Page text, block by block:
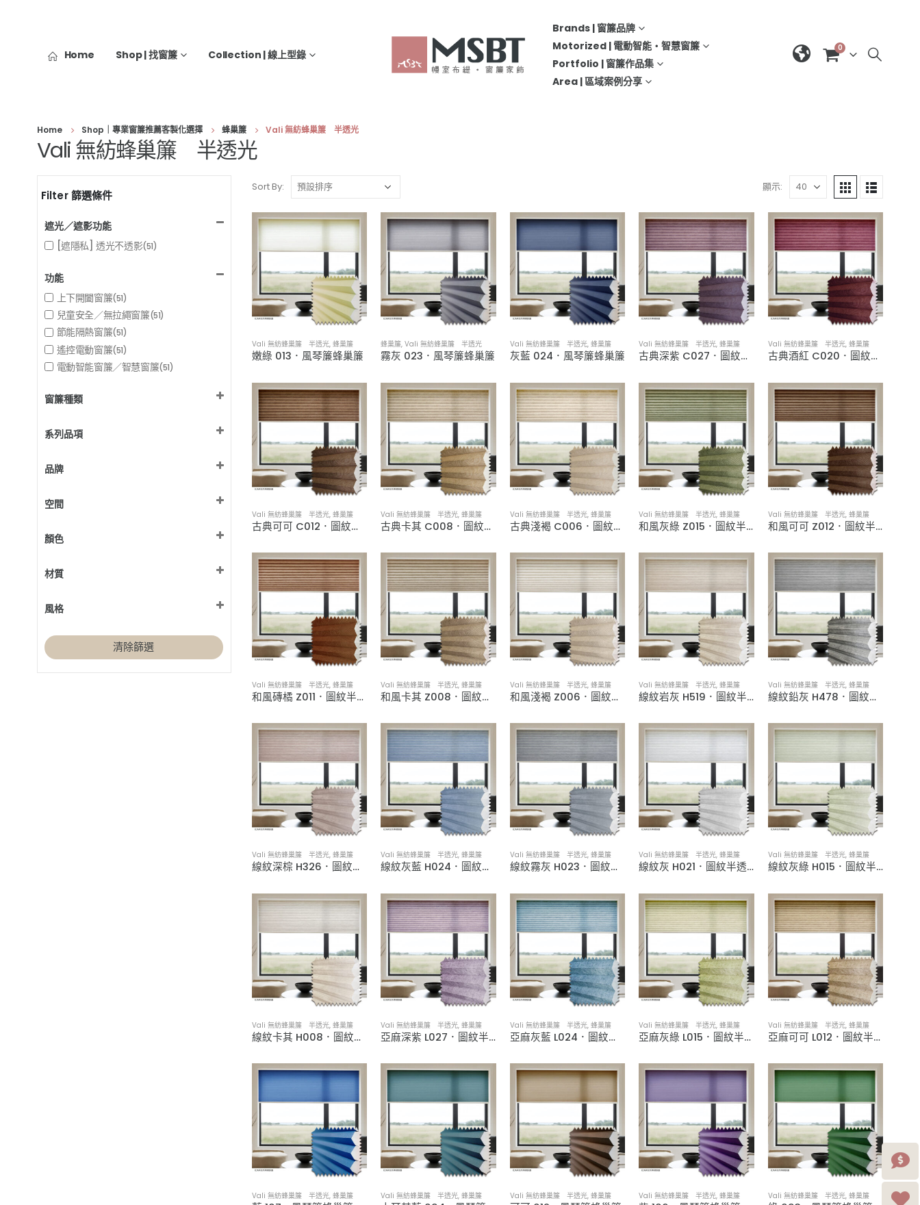
Home Shop | 找窗簾 Collection | 線上型錄
Brands | 窗簾品牌
Motorized | 電動智能‧智慧窗簾
Portfolio | 窗簾作品集
Area | 區域案例分享
0
Home Shop｜專業窗簾推薦客製化選擇 蜂巢簾 Vali 無紡蜂巢簾 半透光
Vali 無紡蜂巢簾 半透光
Sort By: 顯示:
Vali 無紡蜂巢簾 半透光, 蜂巢簾
嫩綠 013．風琴簾蜂巢簾
蜂巢簾,Vali 無紡蜂巢簾 半透光
霧灰 023．風琴簾蜂巢簾
Vali 無紡蜂巢簾 半透光, 蜂巢簾
灰藍 024．風琴簾蜂巢簾
Vali 無紡蜂巢簾 半透光,蜂巢簾
古典深紫 C027．圖紋半透光蜂巢簾
Vali 無紡蜂巢簾 半透光, 蜂巢簾
古典酒紅 C020．圖紋半透光蜂巢簾
Vali 無紡蜂巢簾 半透光, 蜂巢簾
古典可可 C012．圖紋半透光蜂巢簾
Vali 無紡蜂巢簾 半透光,蜂巢簾
古典卡其 C008．圖紋半透光蜂巢簾
Vali 無紡蜂巢簾 半透光, 蜂巢簾
古典淺褐 C006．圖紋半透光蜂巢簾
Vali 無紡蜂巢簾 半透光,蜂巢簾
和風灰綠 Z015．圖紋半透光蜂巢簾
Vali 無紡蜂巢簾 半透光, 蜂巢簾
和風可可 Z012．圖紋半透光蜂巢簾
Vali 無紡蜂巢簾 半透光, 蜂巢簾
和風磚橘 Z011．圖紋半透光蜂巢簾
Vali 無紡蜂巢簾 半透光,蜂巢簾
和風卡其 Z008．圖紋半透光蜂巢簾
Vali 無紡蜂巢簾 半透光, 蜂巢簾
和風淺褐 Z006．圖紋半透光蜂巢簾
Vali 無紡蜂巢簾 半透光,蜂巢簾
線紋岩灰 H519．圖紋半透光蜂巢簾
Vali 無紡蜂巢簾 半透光, 蜂巢簾
線紋鉛灰 H478．圖紋半透光蜂巢簾
Vali 無紡蜂巢簾 半透光, 蜂巢簾
線紋深棕 H326．圖紋半透光蜂巢簾
Vali 無紡蜂巢簾 半透光,蜂巢簾
線紋灰藍 H024．圖紋半透光蜂巢簾
Vali 無紡蜂巢簾 半透光, 蜂巢簾
線紋霧灰 H023．圖紋半透光蜂巢簾
Vali 無紡蜂巢簾 半透光,蜂巢簾
線紋灰 H021．圖紋半透光蜂巢簾
Vali 無紡蜂巢簾 半透光, 蜂巢簾
線紋灰綠 H015．圖紋半透光蜂巢簾
Vali 無紡蜂巢簾 半透光, 蜂巢簾
線紋卡其 H008．圖紋半透光蜂巢簾
Vali 無紡蜂巢簾 半透光,蜂巢簾
亞麻深紫 L027．圖紋半透光蜂巢簾
Vali 無紡蜂巢簾 半透光, 蜂巢簾
亞麻灰藍 L024．圖紋半透光蜂巢簾
Vali 無紡蜂巢簾 半透光,蜂巢簾
亞麻灰綠 L015．圖紋半透光蜂巢簾
Vali 無紡蜂巢簾 半透光, 蜂巢簾
亞麻可可 L012．圖紋半透光蜂巢簾
Vali 無紡蜂巢簾 半透光, 蜂巢簾 Vali 無紡蜂巢簾 半透光,蜂巢簾 Vali 無紡蜂巢簾 半透光, 蜂巢簾 Vali 無紡蜂巢簾 半透光,蜂巢簾 Vali 無紡蜂巢簾 半透光, 蜂巢簾
Filter 篩選條件
遮光／遮影功能
[遮隱私] 透光不透影(51)
功能
上下開闔窗簾(51)
兒童安全／無拉繩窗簾(51)
節能隔熱窗簾(51)
遙控電動窗簾(51)
電動智能窗簾／智慧窗簾(51)
窗簾種類
系列品項
品牌
空間
和室 / 臥榻
書房 / 辦公室
顏色
橘色設計
白色設計
紫色設計(5)
材質
風格
日式無印風
清除篩選